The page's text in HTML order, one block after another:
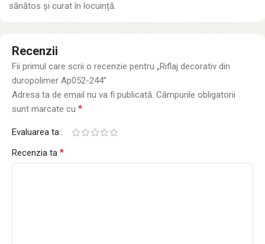
sănătos și curat în locuință.
Recenzii
Fii primul care scrii o recenzie pentru „Riflaj decorativ din
duropolimer Ap052-244”
Adresa ta de email nu va fi publicată. Câmpurile obligatorii
sunt marcate cu *
Evaluarea ta
Recenzia ta *